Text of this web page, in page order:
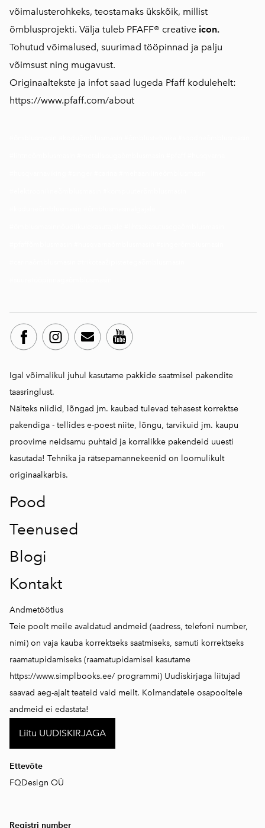
võimalusterohkeks, teostamaks ükskõik, millist
õmblusprojekti. Välja tuleb PFAFF® creative icon.
Tohutud võimalused, suurimad tööpinnad ja palju
võimsust ning mugavust.
Originaaltekste ja infot saad lugeda Pfaff kodulehelt:
https://www.pfaff.com/about
Igal võimalikul juhul kasutame pakkide saatmisel pakendite
taasringlust.
Näiteks niidid, lõngad jm. kaubad tulevad tehasest korrektse
pakendiga - tellides e-poest niite, lõngu, tarvikuid jm. kaupu
proovime neidsamu puhtaid ja korralikke pakendeid uuesti
kasutada! Tehnika ja rätsepamannekeenid on loomulikult
originaalkarbis.
Pood
Teenused
Blogi
Kontakt
Andmetöötlus
Teie poolt meile avaldatud andmeid (aadress, telefoni number,
nimi) on vaja kauba korrektseks saatmiseks, samuti korrektseks
raamatupidamiseks (raamatupidamisel kasutame
https://www.simplbooks.ee/ programmi) Uudiskirjaga liitujad
saavad aeg-ajalt teateid vaid meilt. Kolmandatele osapooltele
andmeid ei edastata!
Liitu UUDISKIRJAGA
Ettevõte
FQDesign OÜ
Registri number